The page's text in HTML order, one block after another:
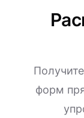
форм